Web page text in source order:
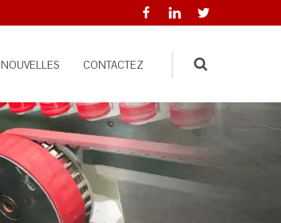
NOUVELLES CONTACTEZ
Search